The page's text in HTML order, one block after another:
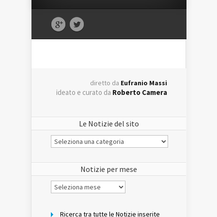
diretto da Eufranio Massi
ideato e curato da Roberto Camera
Le Notizie del sito
Le
Notizie
Notizie per mese
Notizie
per
Ricerca tra tutte le Notizie inserite